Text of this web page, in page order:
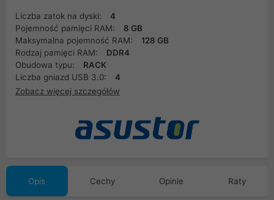
Liczba zatok na dyski:
4
Pojemność pamięci RAM:
8 GB
Maksymalna pojemność RAM:
128 GB
Rodzaj pamięci RAM:
DDR4
Obudowa typu:
RACK
Liczba gniazd USB 3.0:
4
Zobacz więcej szczegółów
Opis Cechy Opinie Raty